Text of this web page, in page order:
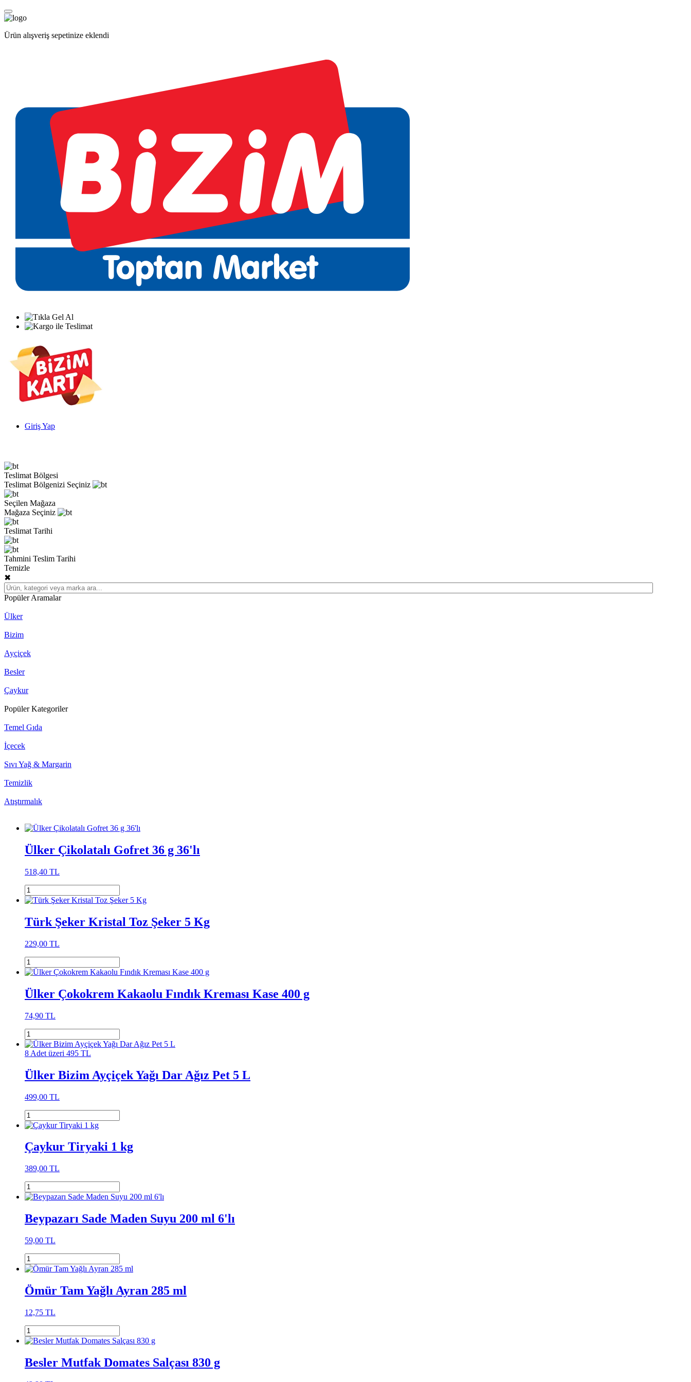
Ürün alışveriş sepetinize eklendi
Giriş Yap
Teslimat Bölgesi
Teslimat Bölgenizi Seçiniz
Seçilen Mağaza
Mağaza Seçiniz
Teslimat Tarihi
Tahmini Teslim Tarihi
Temizle
✖
Popüler Aramalar
Ülker
Bizim
Ayçiçek
Besler
Çaykur
Popüler Kategoriler
Temel Gıda
İçecek
Sıvı Yağ & Margarin
Temizlik
Atıştırmalık
Ülker Çikolatalı Gofret 36 g 36'lı
518,40 TL
Türk Şeker Kristal Toz Şeker 5 Kg
229,00 TL
Ülker Çokokrem Kakaolu Fındık Kreması Kase 400 g
74,90 TL
8 Adet üzeri 495 TL
Ülker Bizim Ayçiçek Yağı Dar Ağız Pet 5 L
499,00 TL
Çaykur Tiryaki 1 kg
389,00 TL
Beypazarı Sade Maden Suyu 200 ml 6'lı
59,00 TL
Ömür Tam Yağlı Ayran 285 ml
12,75 TL
Besler Mutfak Domates Salçası 830 g